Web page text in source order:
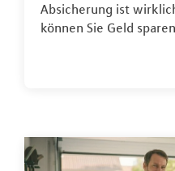
Absicherung ist
können Sie Geld